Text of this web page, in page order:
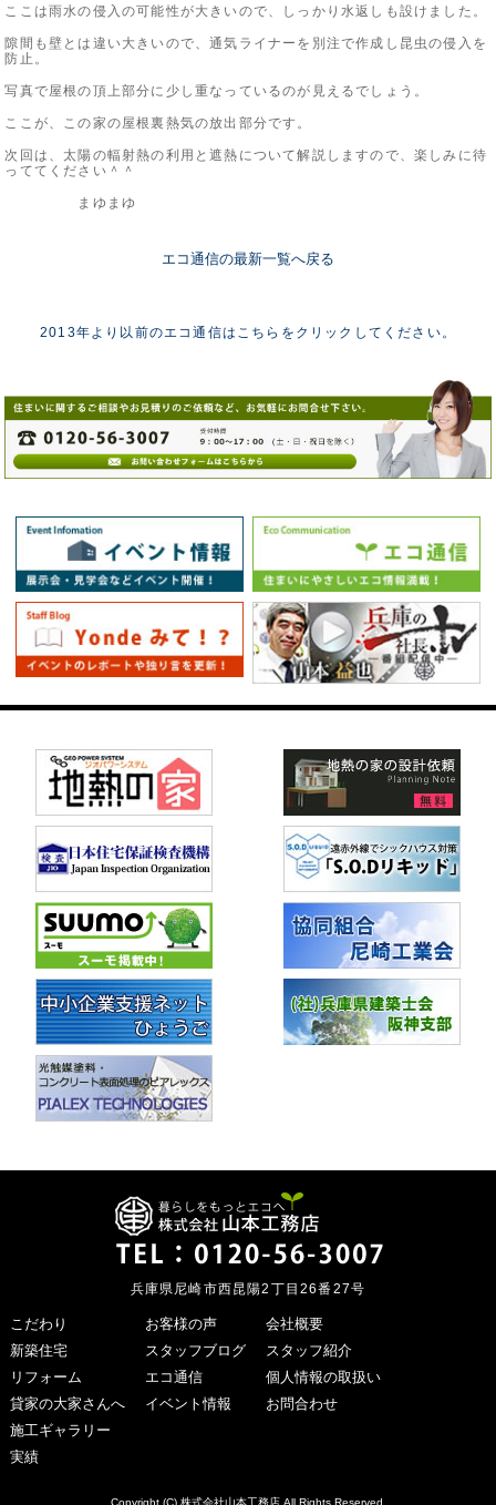
ここは雨水の侵入の可能性が大きいので、しっかり水返しも設けました。
隙間も壁とは違い大きいので、通気ライナーを別注で作成し昆虫の侵入を
防止。
写真で屋根の頂上部分に少し重なっているのが見えるでしょう。
ここが、この家の屋根裏熱気の放出部分です。
次回は、太陽の輻射熱の利用と遮熱について解説しますので、楽しみに待
っててください＾＾
まゆまゆ
エコ通信の最新一覧へ戻る
2013年より以前のエコ通信はこちらをクリックしてください。
兵庫県尼崎市西昆陽2丁目26番27号
こだわり
新築住宅
リフォーム
貸家の大家さんへ
施工ギャラリー
実績
お客様の声
スタッフブログ
エコ通信
イベント情報
会社概要
スタッフ紹介
個人情報の取扱い
お問合わせ
Copyright (C) 株式会社山本工務店 All Rights Reserved.